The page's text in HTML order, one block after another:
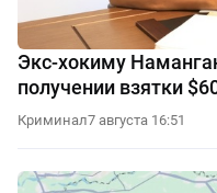
Экс-хокиму
получении взятки
Криминал7 августа 16:51